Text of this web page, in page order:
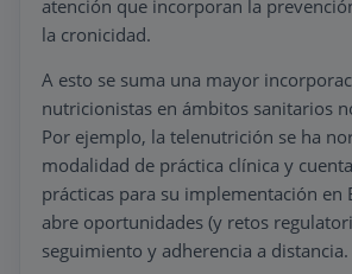
Crecimiento:
progreso. En Davante,
a la vanguardia
constantemente para
experiencias de
en un mundo en
Pasión:La pasión por la
atención que incorporan la
la cronicidad.
A esto se suma una mayor
nutricionistas en ámbitos sanitarios
Por ejemplo, la telenutrición se ha
modalidad de práctica clínica y
prácticas para su implementación en
abre oportunidades (y retos
seguimiento y adherencia a distancia.